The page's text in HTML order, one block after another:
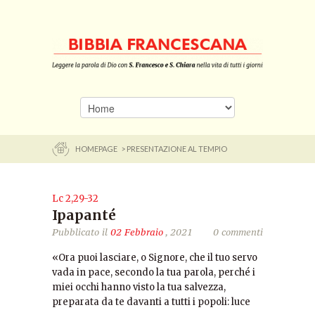
HOMEPAGE > PRESENTAZIONE AL TEMPIO
Lc 2,29-32
Ipapanté
Pubblicato il 02 Febbraio, 2021 0 commenti
«Ora puoi lasciare, o Signore, che il tuo servo
vada in pace, secondo la tua parola, perché i
miei occhi hanno visto la tua salvezza,
preparata da te davanti a tutti i popoli: luce